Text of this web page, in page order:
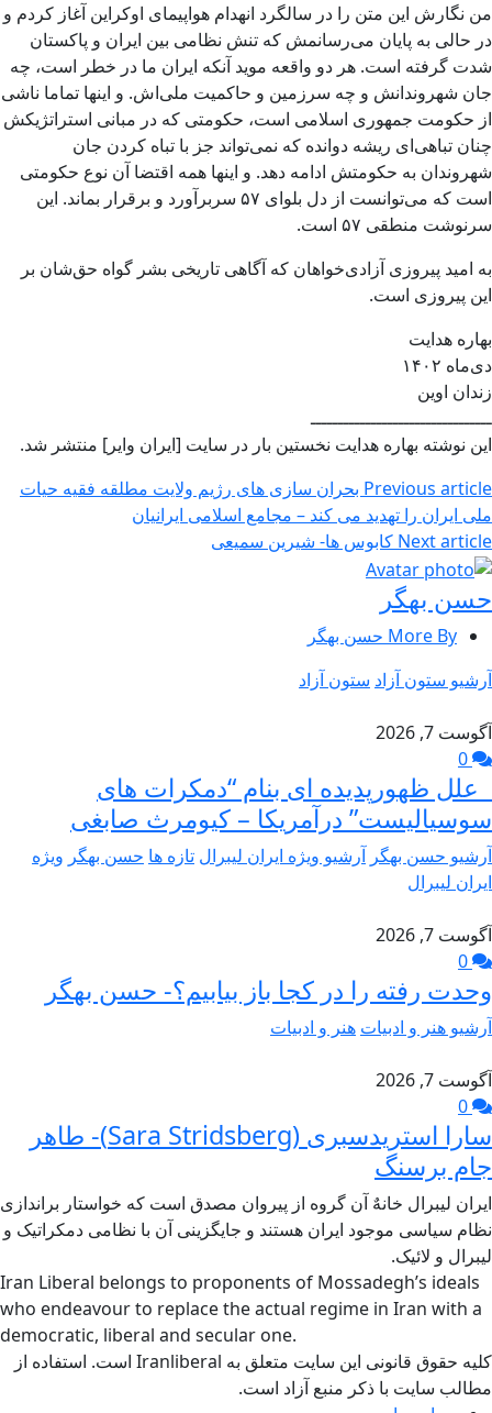
من نگارش این متن را در سالگرد انهدام هواپیمای اوکراین آغاز کردم و
در حالی به پایان می‌رسانمش که تنش نظامی بین ایران و پاکستان
شدت گرفته است. هر دو واقعه موید آنکه ایران ما در خطر است، چه
جان شهروندانش و چه سرزمین و حاکمیت ملی‌اش. و اینها تماما ناشی
از حکومت جمهوری اسلامی است، حکومتی که در مبانی استراتژیکش
چنان تباهی‌ای ریشه دوانده که نمی‌تواند جز با تباه کردن جان
شهروندان به حکومتش ادامه دهد. و اینها همه اقتضا آن نوع حکومتی
است که می‌توانست از دل بلوای ۵۷ سربرآورد و برقرار بماند. این
سرنوشت منطقی ۵۷ است.
به امید پیروزی آزادی‌خواهان که آگاهی تاریخی بشر گواه حق‌شان بر
این پیروزی است.
بهاره هدایت
دی‌ماه ۱۴۰۲
زندان اوین
ـــــــــــــــــــــــــــــــــ
این نوشته بهاره هدایت نخستین بار در سایت [ایران وایر] منتشر شد.
Previous article بحران سازی های رژیم ولایت مطلقه فقیه حیات
ملی ایران را تهدید می کند – مجامع اسلامی ایرانیان
Next article کابوس ها- شیرین سمیعی
حسن بهگر
More By حسن بهگر
آرشیو ستون آزاد ستون آزاد
آگوست 7, 2026
علل ظهورپدیده ای بنام “دمکرات های
سوسیالیست” درآمریکا – کیومرث صابغی
آرشیو حسن بهگر آرشیو ویژه ایران لیبرال تازه ها حسن بهگر ویژه
ایران لیبرال
آگوست 7, 2026
وحدت رفته را در کجا باز بیابیم؟- حسن بهگر
آرشیو هنر و ادبیات هنر و ادبیات
آگوست 7, 2026
سارا استریدسبری (Sara Stridsberg)- طاهر
جام برسنگ
ایران لیبرال خانهٌ آن گروه از پیروان مصدق است که خواستار براندازی
نظام سیاسی موجود ایران هستند و جایگزینی آن با نظامی دمکراتیک و
لیبرال و لائیک.
Iran Liberal belongs to proponents of Mossadegh’s ideals
who endeavour to replace the actual regime in Iran with a
democratic, liberal and secular one.
کلیه حقوق قانونی این سایت متعلق به Iranliberal است. استفاده از
مطالب سایت با ذکر منبع آزاد است.